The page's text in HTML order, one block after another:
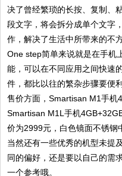
决了曾经繁琐的长按、复制、
段文字，将会拆分成单个文字
作，解决了生活中所带来的不
One step简单来说就是在手机
能，可以在不同应用之间快速
件，都比以往的繁杂步骤要便利
售价方面，Smartisan M1手机
Smartisan M1L手机
价为2999元，白色镜面不锈钢
当然还有一些优秀的机型未提
同的偏好，还是要以自己的需
一个参考哦。